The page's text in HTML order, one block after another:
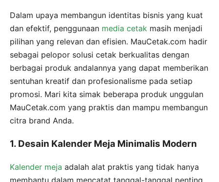
Dalam upaya membangun identitas bisnis yang kuat
dan efektif, penggunaan media cetak masih menjadi
pilihan yang relevan dan efisien. MauCetak.com hadir
sebagai pelopor solusi cetak berkualitas dengan
berbagai produk andalannya yang dapat memberikan
sentuhan kreatif dan profesionalisme pada setiap
promosi. Mari kita simak beberapa produk unggulan
MauCetak.com yang praktis dan mampu membangun
citra brand Anda.
1. Desain Kalender Meja Minimalis Modern
Kalender meja adalah alat praktis yang tidak hanya